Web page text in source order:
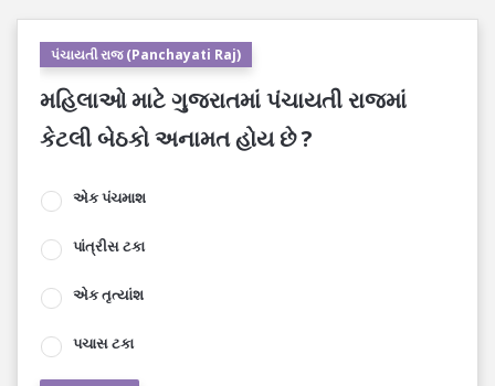
પંચાયતી રાજ (Panchayati Raj)
મહિલાઓ માટે ગુજરાતમાં પંચાયતી રાજમાં
કેટલી બેઠકો અનામત હોય છે ?
એક પંચમાશ
પાંત્રીસ ટકા
એક તૃત્યાંશ
પચાસ ટકા